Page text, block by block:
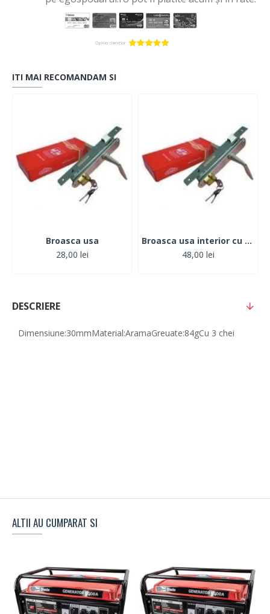
ITI MAI RECOMANDAM SI
Broasca usa
28,00 lei
Broasca usa interior cu cheie
48,00 lei
DESCRIERE
Dimensiune:30mmMaterial:AramaGreuate:84gCu 3 chei
ALTII AU CUMPARAT SI